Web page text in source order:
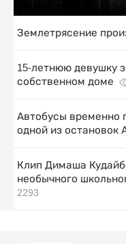
Землетрясение
15-летнюю девушку
собственном доме
Автобусы временно
одной из остановок
Клип Димаша
необычного
2293